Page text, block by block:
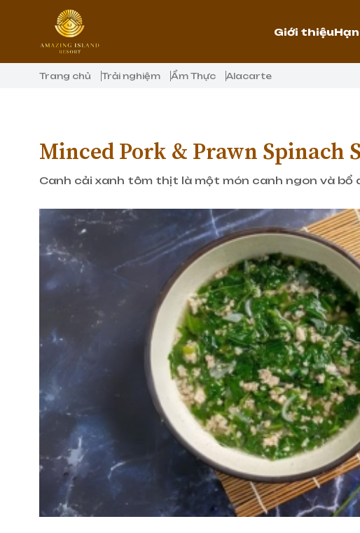
Giới thiệu
Trang chủ Trải nghiệm Ẩm Thực Alacarte
Minced Pork & Prawn Spinach
Canh cải xanh tôm thịt là một món canh ngon và